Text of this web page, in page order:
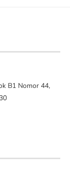
B1 Nomor 44,